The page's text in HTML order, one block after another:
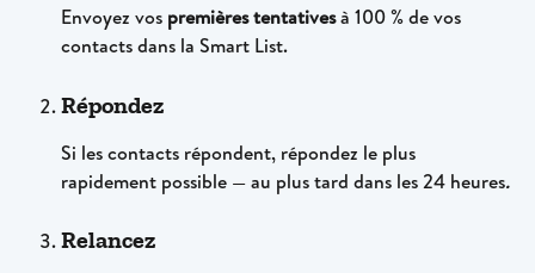
Envoyez vos premières tentatives à 100 % de vos
contacts dans la Smart List.
Répondez
Si les contacts répondent, répondez le plus
rapidement possible — au plus tard dans les 24 heures.
Relancez